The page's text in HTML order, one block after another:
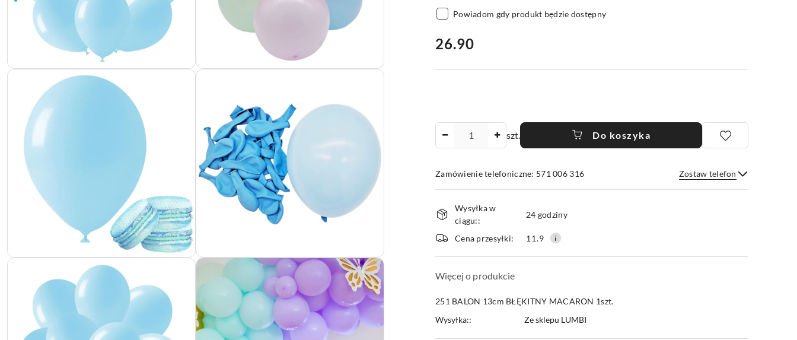
Powiadom gdy produkt będzie dostępny
cena:
26.90
szt. Do koszyka
Zamówienie telefoniczne: 571 006 316 Zostaw telefon
Wyślij
i
dostawa
Wysyłka w
ciągu::
24 godziny
Cena przesyłki: 11.9
Więcej o produkcie
251 BALON 13cm BŁĘKITNY MACARON 1szt.
Wysyłka::
Ze sklepu LUMBI